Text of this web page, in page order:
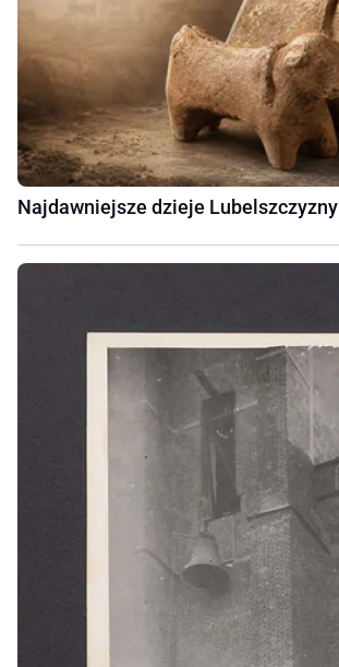
Najdawniejsze dzieje Lubelszczyzny